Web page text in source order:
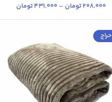
پلاتینیوم+7 208,000تومان –
431,000 تومان
حراج